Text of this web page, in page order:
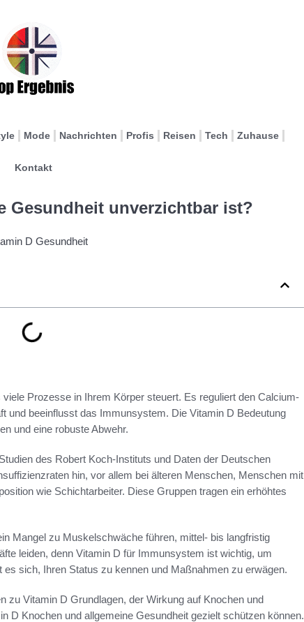
Mode Nachrichten Profis Reisen Tech Zuhause
Kontakt
Gesundheit unverzichtbar ist?
Prozesse in Ihrem Körper steuert. Es reguliert den Calcium-
und beeinflusst das Immunsystem. Die Vitamin D Bedeutung
und eine robuste Abwehr.
des Robert Koch-Instituts und Daten der Deutschen
hin, vor allem bei älteren Menschen, Menschen mit
wie Schichtarbeiter. Diese Gruppen tragen ein erhöhtes
Mangel zu Muskelschwäche führen, mittel- bis langfristig
leiden, denn Vitamin D für Immunsystem ist wichtig, um
sich, Ihren Status zu kennen und Maßnahmen zu erwägen.
zu Vitamin D Grundlagen, der Wirkung auf Knochen und
D Knochen und allgemeine Gesundheit gezielt schützen können.